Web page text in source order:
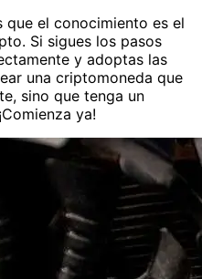
que el conocimiento es el
Si sigues los pasos
y adoptas las
una criptomoneda que
sino que tenga un
ya!